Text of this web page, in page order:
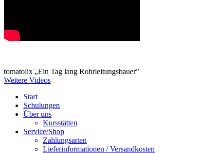
tomatolix „Ein Tag lang Rohrleitungsbauer”
Weitere Videos
Start
Schulungen
Über uns
Kursstätten
Service/Shop
Zahlungsarten
Lieferinformationen / Versandkosten